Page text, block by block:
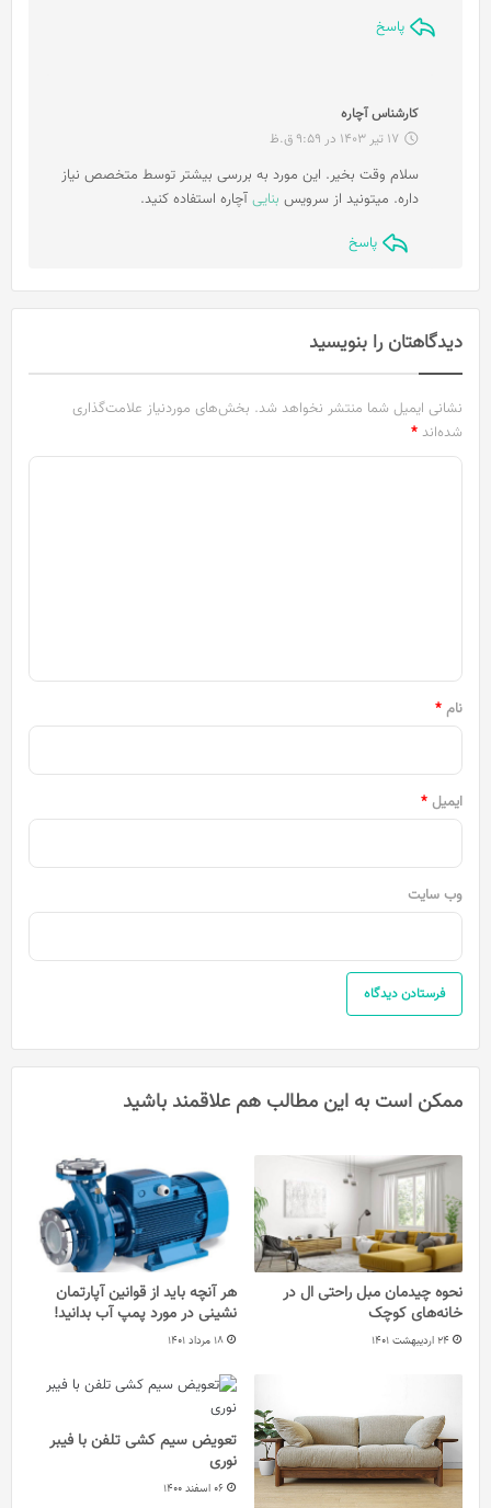
پاسخ
کارشناس آچاره
ف
:
17 تیر 1403 در 9:59 ق.ظ
سلام وقت بخیر. این مورد به بررسی بیشتر توسط متخصص نیاز
داره. میتونید از سرویس بنایی آچاره استفاده کنید.
پاسخ
دیدگاهتان را بنویسید
نشانی ایمیل شما منتشر نخواهد شد. بخش‌های موردنیاز علامت‌گذاری
شده‌اند *
نام *
ایمیل *
وب‌ سایت
ممکن است به این مطالب هم علاقمند باشید
نحوه چیدمان مبل راحتی ال در
خانه‌های کوچک
24 اردیبهشت 1401
هر آنچه باید از قوانین آپارتمان
نشینی در مورد پمپ آب بدانید!
18 مرداد 1401
تعویض سیم کشی تلفن با فیبر
نوری
06 اسفند 1400